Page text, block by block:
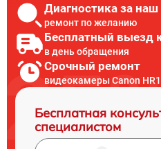
Диагностика за наш
ремонт по желанию
Бесплатный выезд
в день обращения
Срочный ремонт
видеокамеры Canon
Бесплатная
специалистом